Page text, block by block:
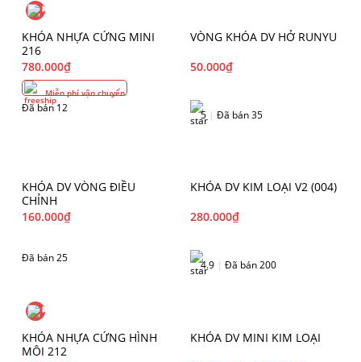
KHÓA NHỰA CỨNG MINI
216
780.000₫
Miễn phí vận chuyển
Đã bán 12
VÒNG KHÓA DV HỞ RUNYU
50.000₫
5 | Đã bán 35
KHÓA DV VÒNG ĐIỀU
CHỈNH
160.000₫
Đã bán 25
KHÓA DV KIM LOẠI V2 (004)
280.000₫
4.9 | Đã bán 200
KHÓA NHỰA CỨNG HÌNH
MÔI 212
KHÓA DV MINI KIM LOẠI